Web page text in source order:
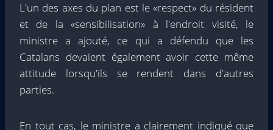
L'un des axes du plan est le «respect» du résident
et de la «sensibilisation» à l'endroit visité, le
ministre a ajouté, ce qui a défendu que les
Catalans devaient également avoir cette même
attitude lorsqu'ils se rendent dans d'autres
parties.
En tout cas, le ministre a clairement indiqué que